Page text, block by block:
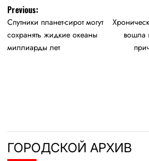
Навигация
по
записям
Previous:
Спутники планет-сирот могут
сохранять жидкие океаны
миллиарды лет
вошла
ГОРОДСКОЙ АРХИВ